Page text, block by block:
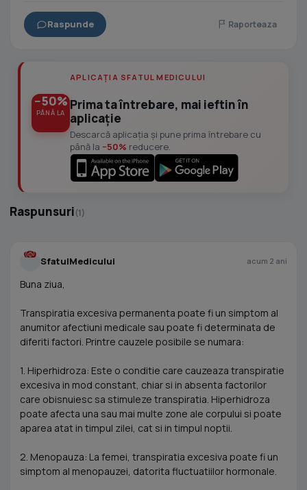
Raspunde Raporteaza
−50%
PÂNĂ LA
APLICAȚIA SFATUL MEDICULUI
Prima ta întrebare, mai ieftin în
aplicație
Descarcă aplicația și pune prima întrebare cu
până la −50% reducere.
Raspunsuri(1)
SfatulMedicului acum 2 ani
Buna ziua,
Transpiratia excesiva permanenta poate fi un simptom al
anumitor afectiuni medicale sau poate fi determinata de
diferiti factori. Printre cauzele posibile se numara:
1. Hiperhidroza: Este o conditie care cauzeaza transpiratie
excesiva in mod constant, chiar si in absenta factorilor
care obisnuiesc sa stimuleze transpiratia. Hiperhidroza
poate afecta una sau mai multe zone ale corpului si poate
aparea atat in ​​timpul zilei, cat si in timpul noptii.
2. Menopauza: La femei, transpiratia excesiva poate fi un
simptom al menopauzei, datorita fluctuatiilor hormonale.